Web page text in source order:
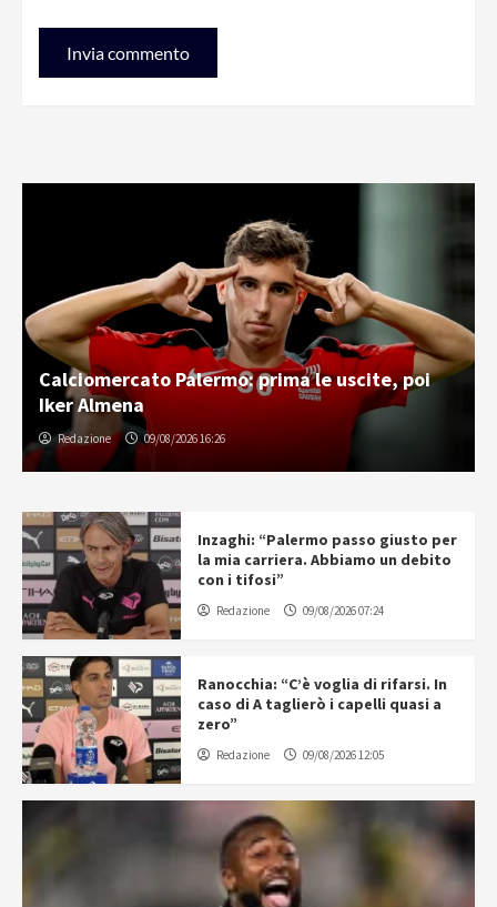
Calciomercato Palermo: prima le uscite, poi
Iker Almena
Redazione 09/08/2026 16:26
Inzaghi: “Palermo passo giusto per
la mia carriera. Abbiamo un debito
con i tifosi”
Redazione 09/08/2026 07:24
Ranocchia: “C’è voglia di rifarsi. In
caso di A taglierò i capelli quasi a
zero”
Redazione 09/08/2026 12:05